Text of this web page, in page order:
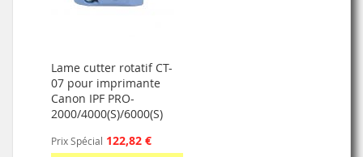
Lame cutter rotatif CT-
07 pour imprimante
Canon IPF PRO-
2000/4000(S)/6000(S)
Prix Spécial 122,82 €